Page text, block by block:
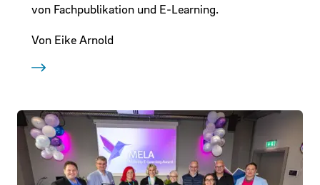
von Fachpublikation und E-Learning.
Von Eike Arnold